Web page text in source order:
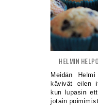
HELMIN
Meidän
kävivät eilen
kun lupasin
jotain